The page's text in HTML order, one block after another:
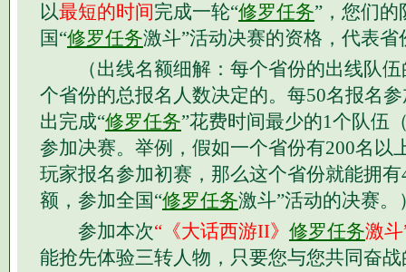
以最短的时间完成一轮“修罗任务”，您们
国“修罗任务激斗”活动决赛的资格，代表省
（出线名额细解：每个省份的出线队伍
个省份的总报名人数决定的。每50名报名
出完成“修罗任务”花费时间最少的1个队伍
参加决赛。举例，假如一个省份有200名以
玩家报名参加初赛，那么这个省份就能拥
额，参加全国“修罗任务激斗”活动的决赛。
参加本次“《大话西游II》 修罗任务激斗
能抢先体验三转人物，只要您与您共同奋